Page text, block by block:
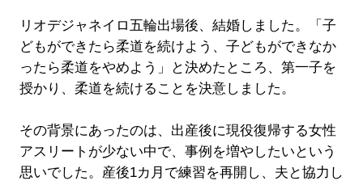
リオデジャネイロ五輪出場後、結婚しました。「子
どもができたら柔道を続けよう、子どもができなか
ったら柔道をやめよう」と決めたところ、第一子を
授かり、柔道を続けることを決意しました。
その背景にあったのは、出産後に現役復帰する女性
アスリートが少ない中で、事例を増やしたいという
思いでした。産後1カ月で練習を再開し、夫と協力し